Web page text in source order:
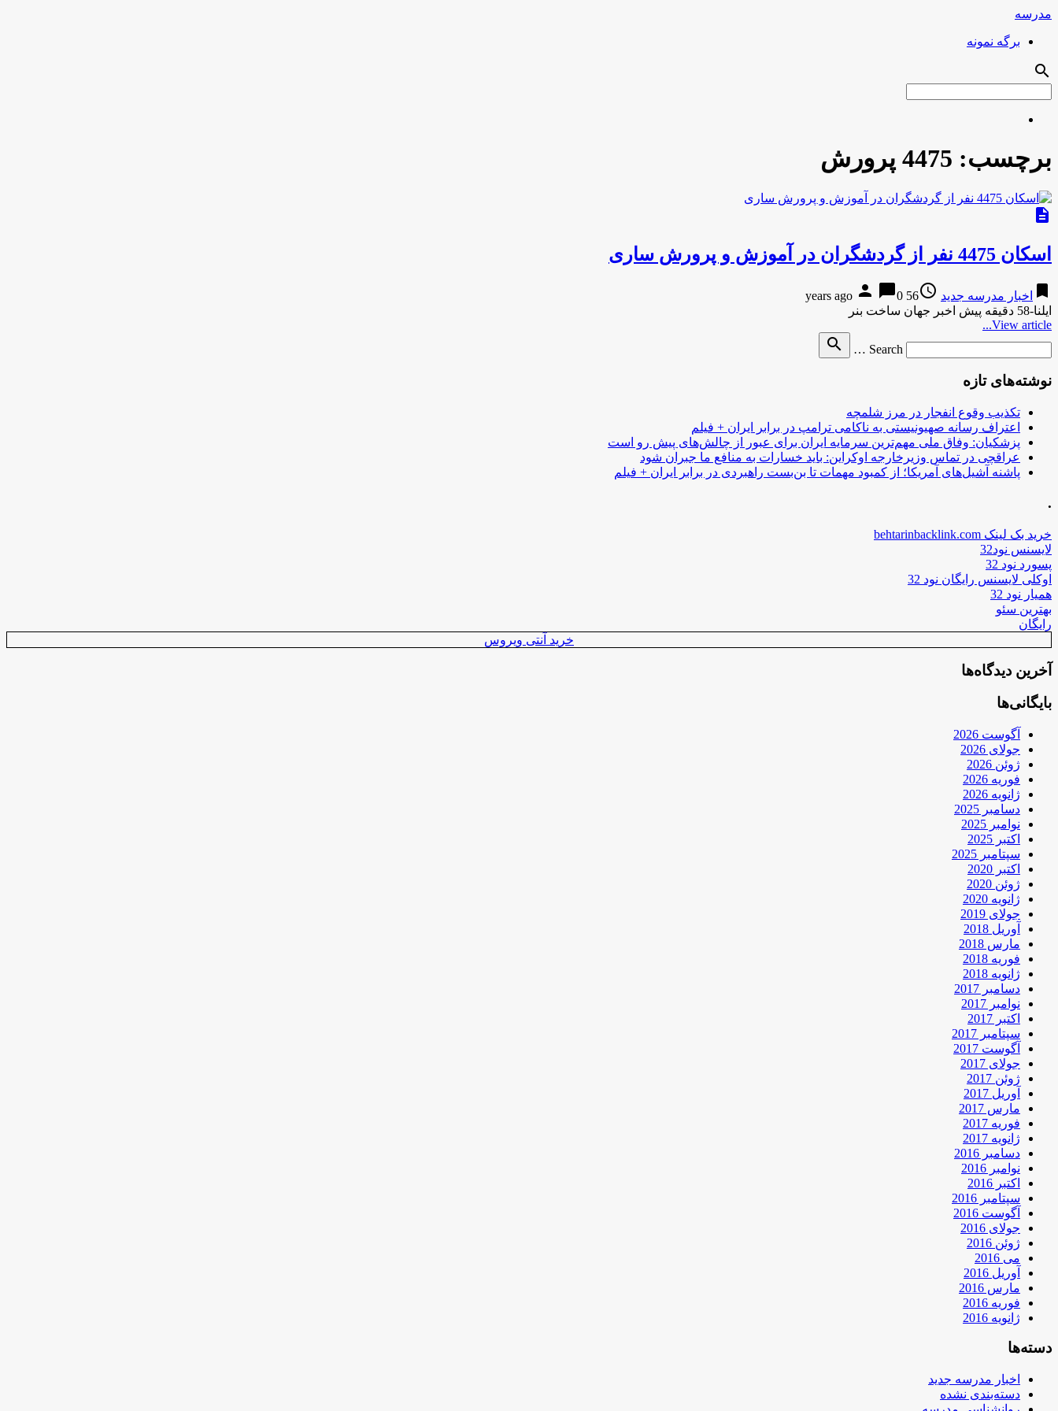
مدرسه
برگه نمونه
search
برچسب: 4475 پرورش
description
اسکان 4475 نفر از گردشگران در آموزش و پرورش ساری
bookmark اخبار مدرسه جدید access_time
56 years ago
person chat_bubble0
ایلنا-58 دقیقه پیش اخبر جهان ساخت بنر
View article...
Search …
search
نوشته‌های تازه
تکذیب وقوع انفجار در مرز شلمچه
اعتراف رسانه صهیونیستی به ناکامی ترامپ در برابر ایران + فیلم
پزشکیان: وفاق ملی مهم‌ترین سرمایه ایران برای عبور از چالش‌های پیش رو است
عراقچی در تماس وزیرخارجه اوکراین: باید خسارات به منافع ما جبران شود
پاشنه آشیل‌های آمریکا؛ از کمبود مهمات تا بن‌بست راهبردی در برابر ایران + فیلم
.
خرید بک لینک behtarinbacklink.com
لایسنس نود32
پسورد نود 32
اوکلی لایسنس رایگان نود 32
همیار نود 32
بهترین سئو
رایگان
خرید آنتی ویروس
آخرین دیدگاه‌ها
بایگانی‌ها
آگوست 2026
جولای 2026
ژوئن 2026
فوریه 2026
ژانویه 2026
دسامبر 2025
نوامبر 2025
اکتبر 2025
سپتامبر 2025
اکتبر 2020
ژوئن 2020
ژانویه 2020
جولای 2019
آوریل 2018
مارس 2018
فوریه 2018
ژانویه 2018
دسامبر 2017
نوامبر 2017
اکتبر 2017
سپتامبر 2017
آگوست 2017
جولای 2017
ژوئن 2017
آوریل 2017
مارس 2017
فوریه 2017
ژانویه 2017
دسامبر 2016
نوامبر 2016
اکتبر 2016
سپتامبر 2016
آگوست 2016
جولای 2016
ژوئن 2016
می 2016
آوریل 2016
مارس 2016
فوریه 2016
ژانویه 2016
دسته‌ها
اخبار مدرسه جدید
دسته‌بندی نشده